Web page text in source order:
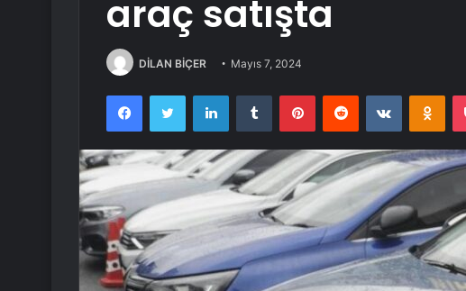
araç satışta
DİLAN BİÇER Mayıs 7, 2024
FacebookTwitter LinkedInTumblr PinterestReddit VKontakte